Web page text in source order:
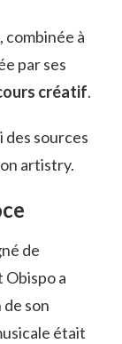
combinée à
par ses
créatif.
sources
artistry.
de
a
son
était